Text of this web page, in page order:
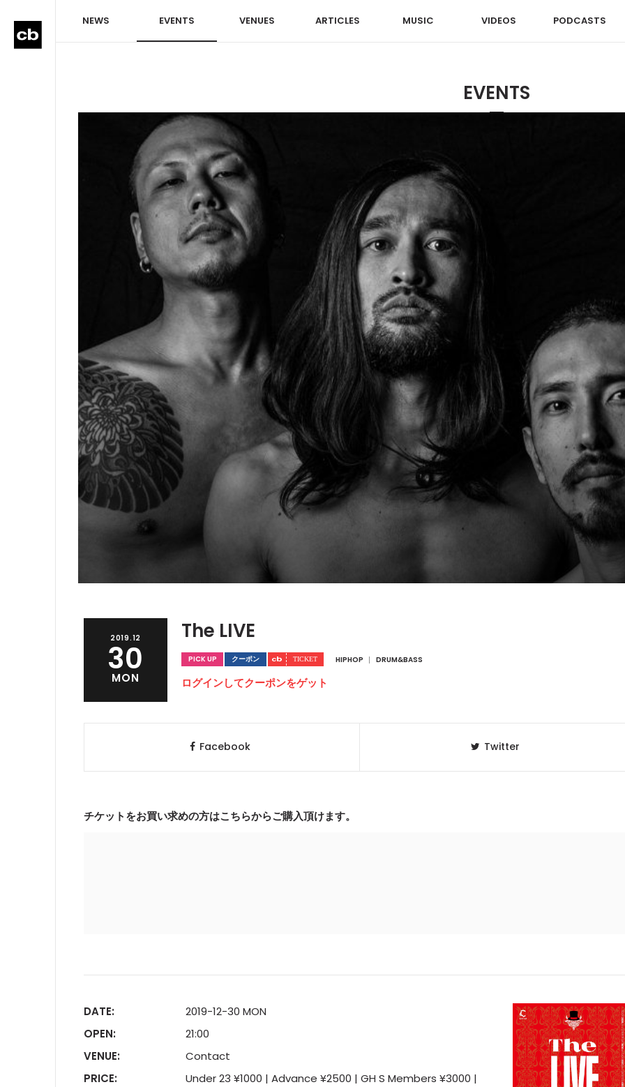
NEWS EVENTS VENUES ARTICLES MUSIC VIDEOS PODCASTS
EVENTS
2019.12
30
MON
The LIVE
PICK UP クーポン HIPHOP DRUM&BASS
ログインしてクーポンをゲット
Facebook Twitter
チケットをお買い求めの方はこちらからご購入頂けます。
DATE:
2019-12-30 MON
OPEN:
21:00
VENUE:
Contact
PRICE:
Under 23 ¥1000 | Advance ¥2500 | GH S Members ¥3000 |